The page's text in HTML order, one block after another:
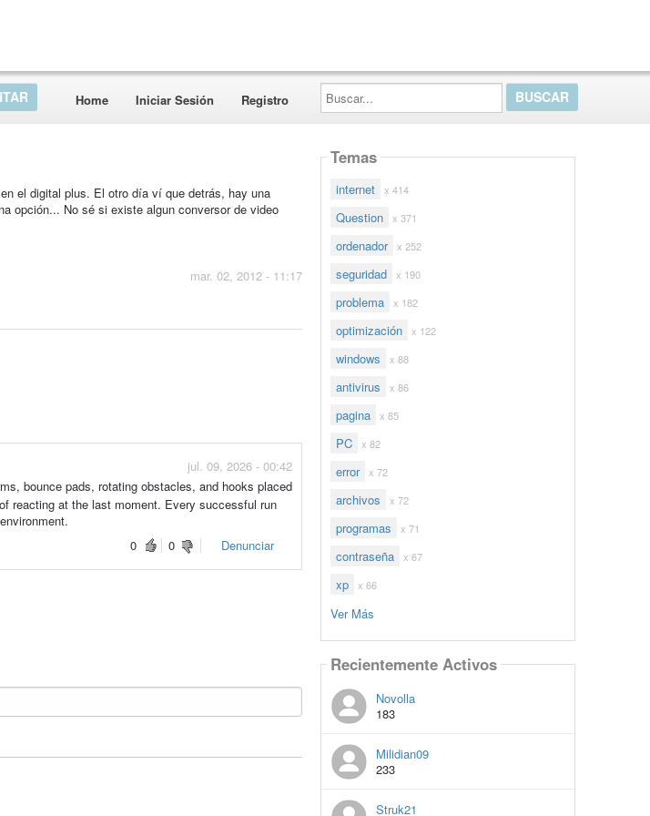
Home Iniciar Sesión Registro
Buscar...
el digital plus. El otro día ví que detrás, hay una
opción... No sé si existe algun conversor de video
mar. 02, 2012 - 11:17
jul. 09, 2026 - 00:42
bounce pads, rotating obstacles, and hooks placed
reacting at the last moment. Every successful run
0
0 Denunciar
Temas
internet x 414
Question x 371
ordenador x 252
seguridad x 190
problema x 182
optimización x 122
windows x 88
antivirus x 86
pagina x 85
PC x 82
error x 72
archivos x 72
programas x 71
contraseña x 67
xp x 66
Ver Más
Recientemente Activos
Novolla
183
Milidian09
233
Struk21